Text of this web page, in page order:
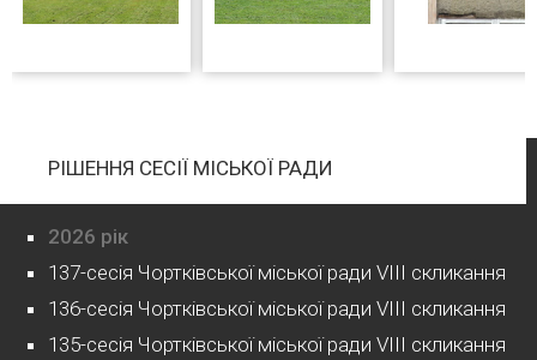
РІШЕННЯ СЕСІЇ МІСЬКОЇ РАДИ
2026 рік
137-сесія Чортківської міської ради VIII скликання
136-сесія Чортківської міської ради VIII скликання
135-сесія Чортківської міської ради VIII скликання